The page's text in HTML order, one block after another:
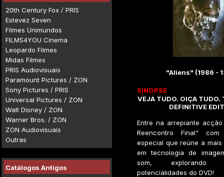
20th Century Fox / PRIS
Estevez Seven
Filmes Unimundos
FILMS4YOU Cinema
Leopardo Filmes
Midas Filmes
PRIS Audiovisuais
Paramount Pictures / ZON
Sony Pictures / PRIS
Universal Pictures / ZON
Walt Disney / ZON
Warner Bros. / ZON
ZON Audiovisuais
Outras
Catálogos Antigos
"Aliens" (1986 -
SINOPSE
VEJA TUDO. OIÇA TUDO.
DEFINITIVE
Entre na arrepiante
Reencontro Final"
especial que reúne a
em tecnologia de
som,
potencialidades do DVD!